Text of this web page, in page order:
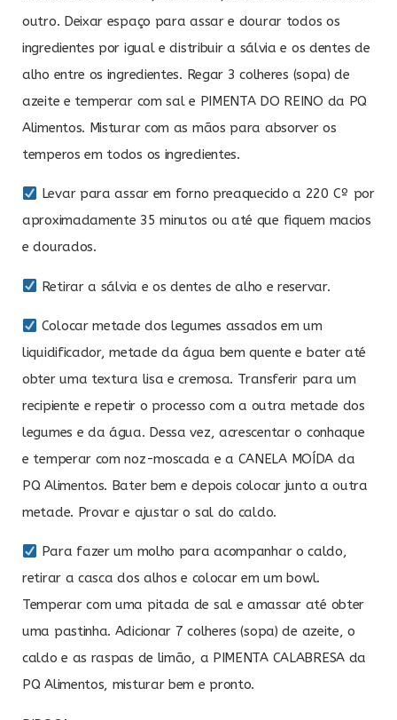
outro. Deixar espaço para assar e dourar todos os
ingredientes por igual e distribuir a sálvia e os dentes de
alho entre os ingredientes. Regar 3 colheres (sopa) de
azeite e temperar com sal e PIMENTA DO REINO da PQ
Alimentos. Misturar com as mãos para absorver os
temperos em todos os ingredientes.
Levar para assar em forno preaquecido a 220 Cº por
aproximadamente 35 minutos ou até que fiquem macios
e dourados.
Retirar a sálvia e os dentes de alho e reservar.
Colocar metade dos legumes assados em um
liquidificador, metade da água bem quente e bater até
obter uma textura lisa e cremosa. Transferir para um
recipiente e repetir o processo com a outra metade dos
legumes e da água. Dessa vez, acrescentar o conhaque
e temperar com noz-moscada e a CANELA MOÍDA da
PQ Alimentos. Bater bem e depois colocar junto a outra
metade. Provar e ajustar o sal do caldo.
Para fazer um molho para acompanhar o caldo,
retirar a casca dos alhos e colocar em um bowl.
Temperar com uma pitada de sal e amassar até obter
uma pastinha. Adicionar 7 colheres (sopa) de azeite, o
caldo e as raspas de limão, a PIMENTA CALABRESA da
PQ Alimentos, misturar bem e pronto.